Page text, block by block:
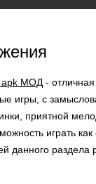
apk МОД -
игры, с
приятной
играть
данного раздела